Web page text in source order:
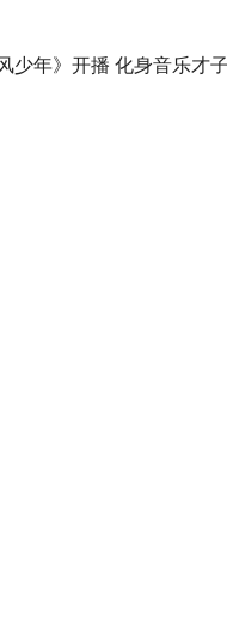
少年》开播 化身音乐才